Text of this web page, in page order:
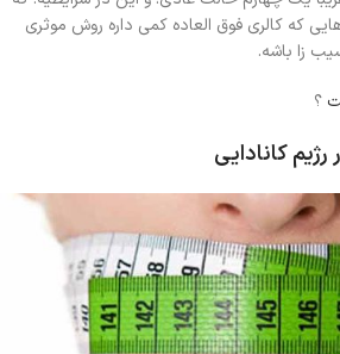
که کالری فوق العاده کمی داره روش موثری
زا باشه.
؟
کانادایی